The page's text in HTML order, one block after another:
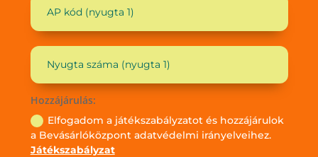
Hozzájárulás:
Elfogadom a játékszabályzatot és hozzájárulok
a Bevásárlóközpont adatvédelmi irányelveihez.
Játékszabályzat